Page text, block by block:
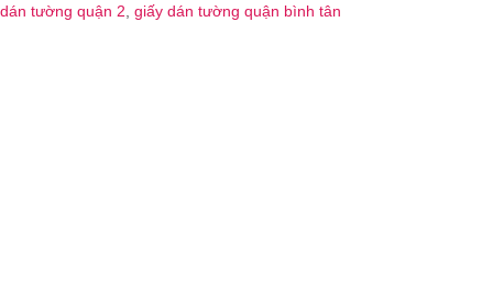
dán tường quận 2 giấy dán tường quận bình tân